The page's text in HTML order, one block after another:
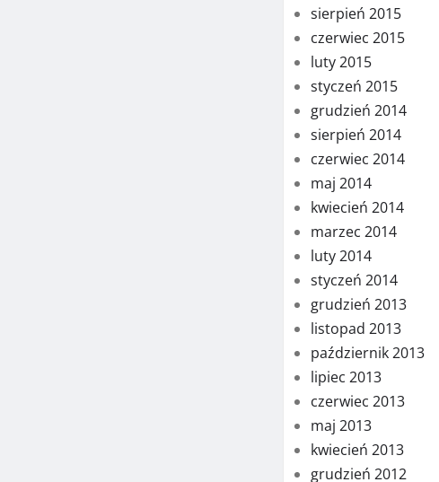
sierpień 2015
czerwiec 2015
luty 2015
styczeń 2015
grudzień 2014
sierpień 2014
czerwiec 2014
maj 2014
kwiecień 2014
marzec 2014
luty 2014
styczeń 2014
grudzień 2013
listopad 2013
październik 2013
lipiec 2013
czerwiec 2013
maj 2013
kwiecień 2013
grudzień 2012